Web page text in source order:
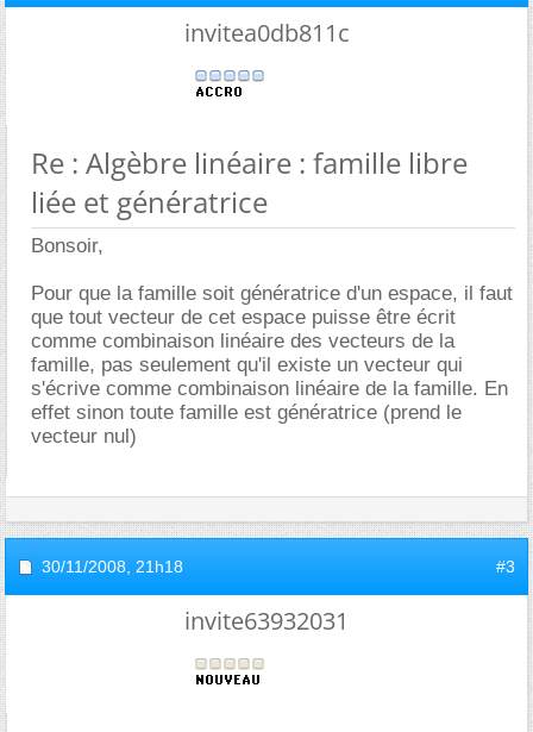
invitea0db811c
Re : Algèbre linéaire : famille libre
liée et génératrice
Bonsoir,
Pour que la famille soit génératrice d'un espace, il faut
que tout vecteur de cet espace puisse être écrit
comme combinaison linéaire des vecteurs de la
famille, pas seulement qu'il existe un vecteur qui
s'écrive comme combinaison linéaire de la famille. En
effet sinon toute famille est génératrice (prend le
vecteur nul)
30/11/2008, 21h18 #3
invite63932031